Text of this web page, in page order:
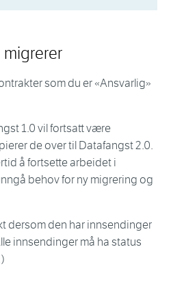
migrerer
som du er «Ansvarlig»
1.0 vil fortsatt være
de over til Datafangst 2.0.
å fortsette arbeidet i
behov for ny migrering og
dersom den har innsendinger
innsendinger må ha status